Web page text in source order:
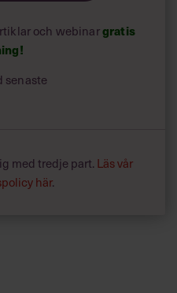
och 4 barn, Maud,
och säljare 2000.
Ltd 2001. Vd
och webinargratis
senaste
med tredje part. Läs vår
här.